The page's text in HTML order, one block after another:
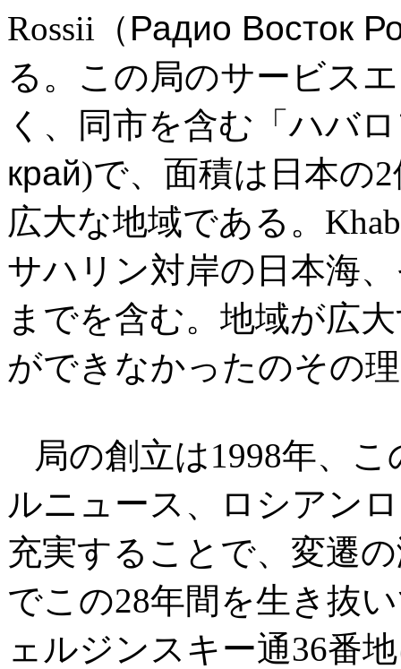
Rossii（ Радио Восток
る。この局のサービス
く、同市を含む「ハバ
край)で、面積は日本の
広大な地域である。
サハリン対岸の日本海
までを含む。地域が広
ができなかったのその
局の創立は1998年、
ルニュース、ロシアン
充実することで、変遷
でこの28年間を生き抜
ェルジンスキー通36番